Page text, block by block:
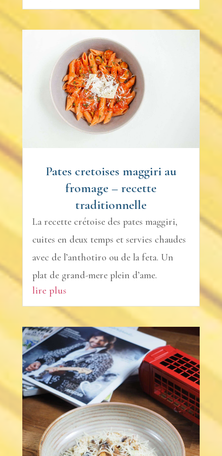
Pates cretoises maggiri au
fromage – recette
traditionnelle
La recette crétoise des pates maggiri,
cuites en deux temps et servies chaudes
avec de l’anthotiro ou de la feta. Un
plat de grand-mere plein d’ame.
lire plus